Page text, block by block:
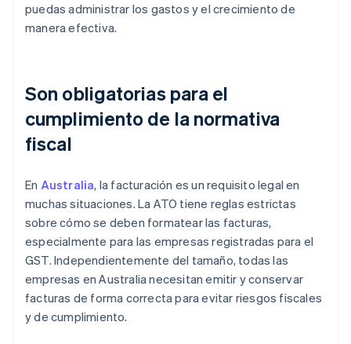
puedas administrar los gastos y el crecimiento de
manera efectiva.
Son obligatorias para el
cumplimiento de la normativa
fiscal
En Australia, la facturación es un requisito legal en
muchas situaciones. La ATO tiene reglas estrictas
sobre cómo se deben formatear las facturas,
especialmente para las empresas registradas para el
GST. Independientemente del tamaño, todas las
empresas en Australia necesitan emitir y conservar
facturas de forma correcta para evitar riesgos fiscales
y de cumplimiento.